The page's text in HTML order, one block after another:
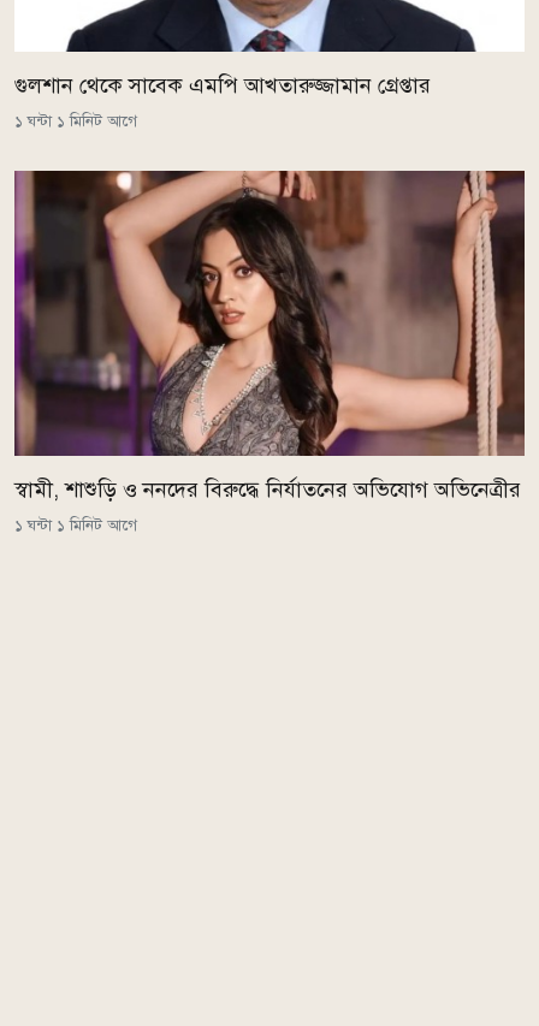
গুলশান থেকে সাবেক এমপি আখতারুজ্জামান গ্রেপ্তার
১ ঘন্টা ১ মিনিট আগে
স্বামী, শাশুড়ি ও ননদের বিরুদ্ধে নির্যাতনের অভিযোগ অভিনেত্রীর
১ ঘন্টা ১ মিনিট আগে